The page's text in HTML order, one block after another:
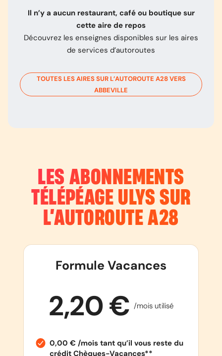
Il n’y a aucun restaurant, café ou boutique sur
cette aire de repos
Découvrez les enseignes disponibles sur les aires
de services d’autoroutes
TOUTES LES AIRES SUR L’AUTOROUTE A28VERS
ABBEVILLE
LES ABONNEMENTS
TÉLÉPÉAGE ULYS SUR
L’AUTOROUTEA28
Formule Vacances
2,20 € /mois utilisé
0,00 € /mois tant qu’il vous reste du
crédit Chèques-Vacances**